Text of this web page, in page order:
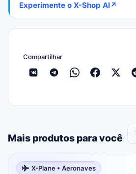
Experimente o X-Shop AI↗
Compartilhar
Mais produtos para você
X-Plane • Aeronaves